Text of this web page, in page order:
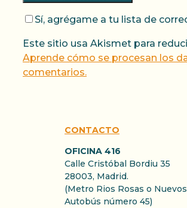
Sí, agrégame a tu lista de
Este sitio usa Akismet para
Aprende cómo se procesan los
comentarios.
CONTACTO
OFICINA 416
Calle Cristóbal Bordiu 35
28003, Madrid.
(Metro Rios Rosas o
Autobús número 45)